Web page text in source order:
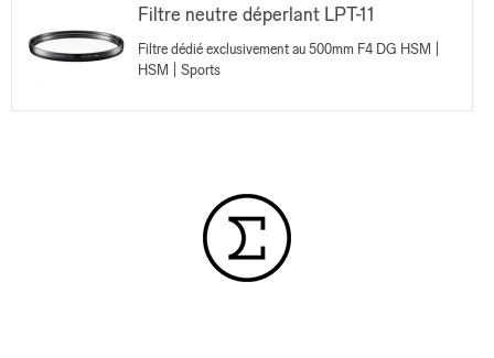
Filtre neutre déperlant LPT-11
Filtre dédié exclusivement au 500mm F4 DG HSM |
HSM | Sports